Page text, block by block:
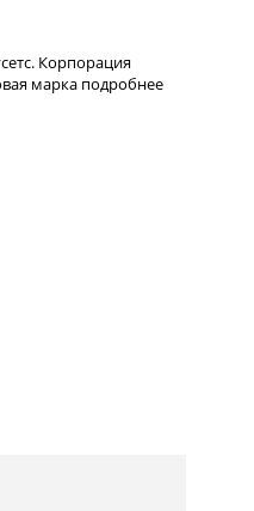
Корпорация
марка подробнее